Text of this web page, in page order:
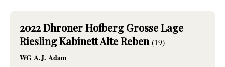
2022 Dhroner Hofberg Grosse Lage
Riesling Kabinett Alte Reben(19)
WG A.J. Adam